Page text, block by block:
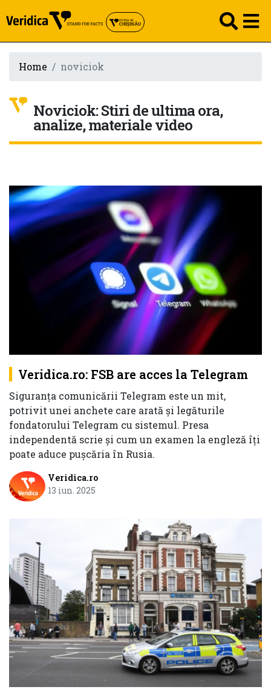
Home noviciok
Noviciok: Stiri de ultima ora,
analize, materiale video
Veridica.ro: FSB are acces la Telegram
Siguranța comunicării Telegram este un mit,
potrivit unei anchete care arată și legăturile
fondatorului Telegram cu sistemul. Presa
independentă scrie și cum un examen la engleză îți
poate aduce pușcăria în Rusia.
Veridica.ro
13 iun. 2025